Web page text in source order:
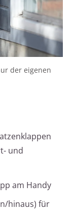
der eigenen
und
am Handy
hinaus) für